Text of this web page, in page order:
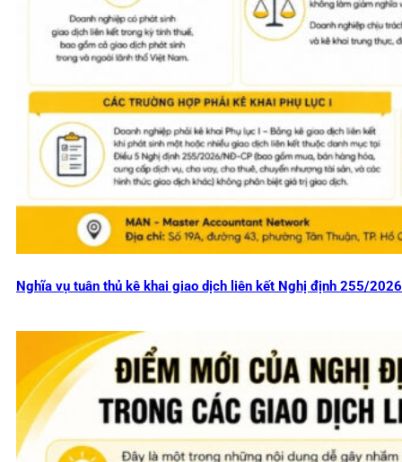
Nghĩa vụ tuân thủ kê khai giao dịch liên kết Nghị định 255/